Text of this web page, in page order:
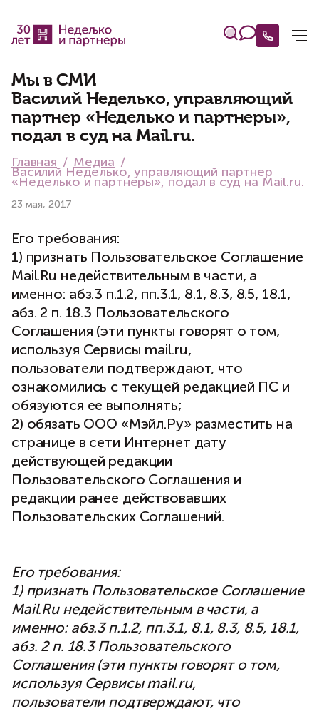
Мы в СМИ
Василий Неделько, управляющий
партнер «Неделько и партнеры»,
подал в суд на Mail.ru.
Главная Медиа
Василий Неделько, управляющий партнер
«Неделько и партнеры», подал в суд на Mail.ru.
23 мая, 2017
Его требования:
1) признать Пользовательское Соглашение
Mail.Ru недействительным в части, а
именно: абз.3 п.1.2, пп.3.1, 8.1, 8.3, 8.5, 18.1,
абз. 2 п. 18.3 Пользовательского
Соглашения (эти пункты говорят о том,
используя Сервисы mail.ru,
пользователи подтверждают, что
ознакомились с текущей редакцией ПС и
обязуются ее выполнять;
2) обязать ООО «Мэйл.Ру» разместить на
странице в сети Интернет дату
действующей редакции
Пользовательского Соглашения и
редакции ранее действовавших
Пользовательских Соглашений.
Его требования:
1) признать Пользовательское Соглашение
Mail.Ru недействительным в части, а
именно: абз.3 п.1.2, пп.3.1, 8.1, 8.3, 8.5, 18.1,
абз. 2 п. 18.3 Пользовательского
Соглашения (эти пункты говорят о том,
используя Сервисы mail.ru,
пользователи подтверждают, что